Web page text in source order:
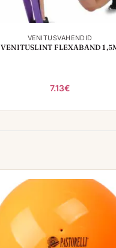
VENITUSVAHENDID
VENITUSLINT FLEXABAND
7.13€